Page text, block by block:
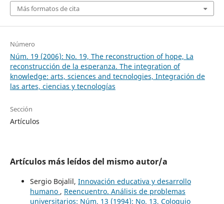
Más formatos de cita
Número
Núm. 19 (2006): No. 19, The reconstruction of hope, La
reconstrucción de la esperanza. The integration of
knowledge: arts, sciences and tecnologies, Integración de
las artes, ciencias y tecnologías
Sección
Artículos
Artículos más leídos del mismo autor/a
Sergio Bojalil, Innovación educativa y desarrollo
humano , Reencuentro. Análisis de problemas
universitarios: Núm. 13 (1994): No. 13, Coloquio